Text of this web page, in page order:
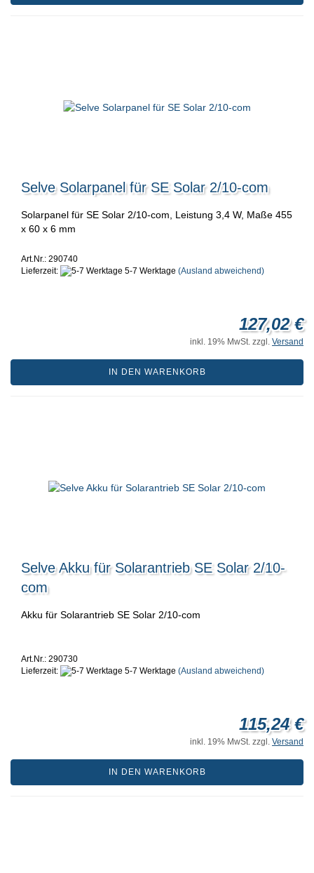
Selve Solarpanel für SE Solar 2/10-com
Solarpanel für SE Solar 2/10-com, Leistung 3,4 W, Maße 455
x 60 x 6 mm
Art.Nr.: 290740
Lieferzeit:
5-7 Werktage (Ausland abweichend)
127,02 €
inkl. 19% MwSt. zzgl. Versand
IN DEN WARENKORB
Selve Akku für Solarantrieb SE Solar 2/10-
com
Akku für Solarantrieb SE Solar 2/10-com
Art.Nr.: 290730
Lieferzeit:
5-7 Werktage (Ausland abweichend)
115,24 €
inkl. 19% MwSt. zzgl. Versand
IN DEN WARENKORB